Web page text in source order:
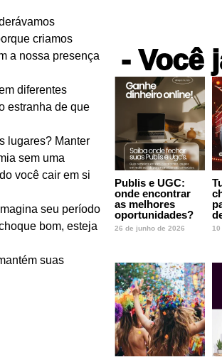
criamos
a nossa presença
diferentes
estranha de que
lugares? Manter
sem uma
você cair em si
seu período
bom, esteja
suas
- Você
Publis e UGC:
onde encontrar
as melhores
oportunidades?
26 de junho de 2026